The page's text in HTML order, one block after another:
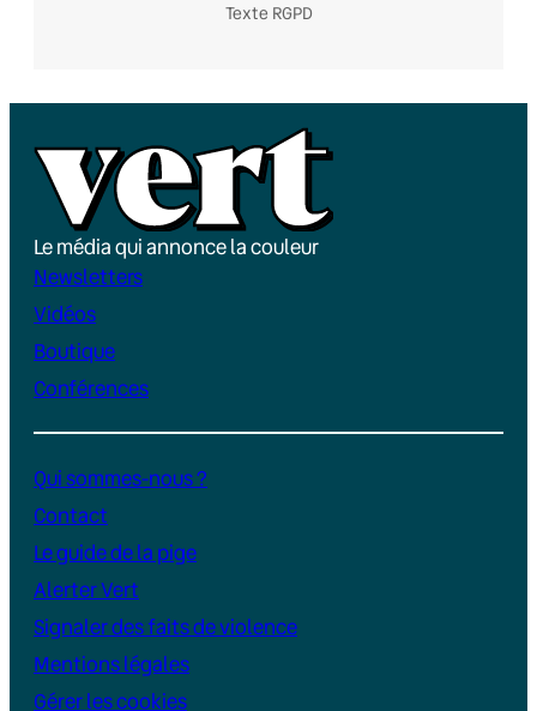
Texte RGPD
Le média qui annonce la couleur
Newsletters
Vidéos
Boutique
Conférences
Qui sommes-nous ?
Contact
Le guide de la pige
Alerter Vert
Signaler des faits de violence
Mentions légales
Gérer les cookies